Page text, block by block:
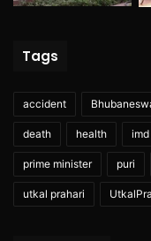
Tags
accident
death health imd
prime minister puri
utkal prahari